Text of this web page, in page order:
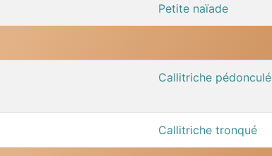
Petite naïade
Callitriche pédonculé
Callitriche tronqué